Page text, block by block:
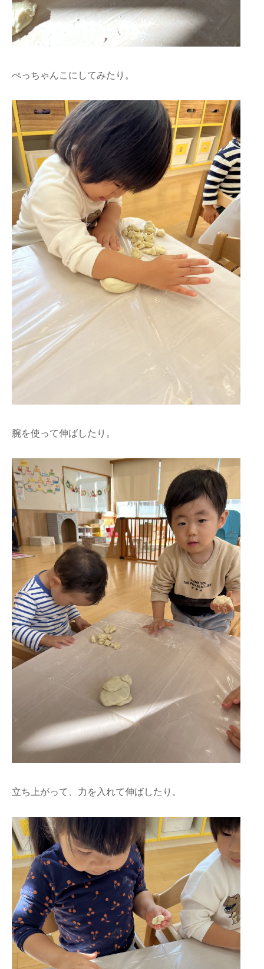
ぺっちゃんこにしてみたり。
腕を使って伸ばしたり。
立ち上がって、力を入れて伸ばしたり。